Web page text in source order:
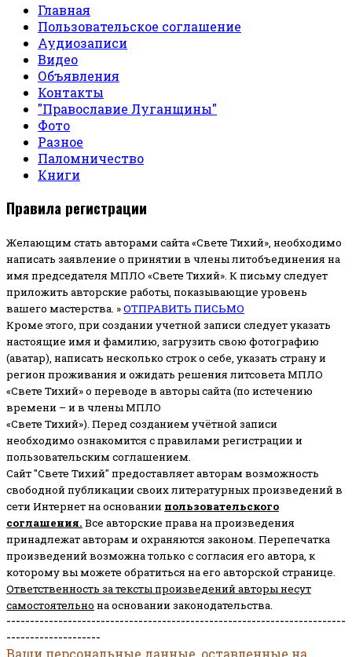
Главная
Пользовательское соглашение
Аудиозаписи
Видео
Объявления
Контакты
"Православие Луганщины"
Фото
Разное
Паломничество
Книги
Правила регистрации
Желающим стать авторами сайта «Свете Тихий», необходимо
написать заявление о принятии в члены литобъединения на
имя председателя МПЛО «Свете Тихий». К письму следует
приложить авторские работы, показывающие уровень
вашего мастерства. »ОТПРАВИТЬ ПИСЬМО
Кроме этого, при создании учетной записи следует указать
настоящие имя и фамилию, загрузить свою фотографию
(аватар), написать несколько строк о себе, указать страну и
регион проживания и ожидать решения литсовета МПЛО
«Свете Тихий» о переводе в авторы сайта (по истечению
времени – и в члены МПЛО
«Свете Тихий»). Перед созданием учётной записи
необходимо ознакомится с правилами регистрации и
пользовательским соглашением.
Сайт "Свете Тихий" предоставляет авторам возможность
свободной публикации своих литературных произведений в
сети Интернет на основании пользовательского
соглашения. Все авторские права на произведения
принадлежат авторам и охраняются законом. Перепечатка
произведений возможна только с согласия его автора, к
которому вы можете обратиться на его авторской странице.
Ответственность за тексты произведений авторы несут
самостоятельно на основании законодательства.
------------------------------------------------------------------------
--------------------
Ваши персональные данные, оставленные на